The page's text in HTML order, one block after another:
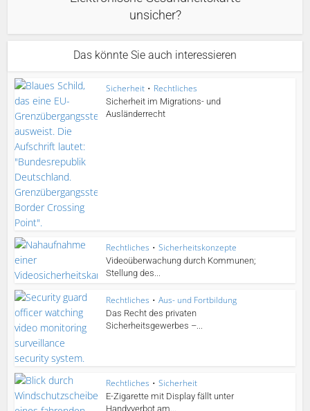
unsicher?
Das könnte Sie auch interessieren
Sicherheit • Rechtliches
Sicherheit im Migrations- und
Ausländerrecht
Rechtliches • Sicherheitskonzepte
Videoüberwachung durch Kommunen;
Stellung des...
Rechtliches • Aus- und Fortbildung
Das Recht des privaten
Sicherheitsgewerbes –...
Rechtliches • Sicherheit
E-Zigarette mit Display fällt unter
Handyverbot am...